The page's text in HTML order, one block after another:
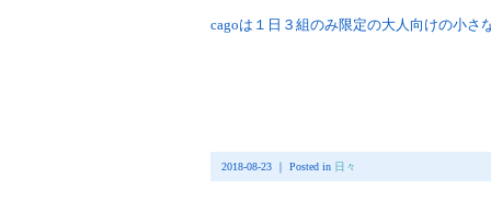
cagoは１日３組のみ限定の大人向けの小さ
2018-08-23 ｜ Posted in 日々